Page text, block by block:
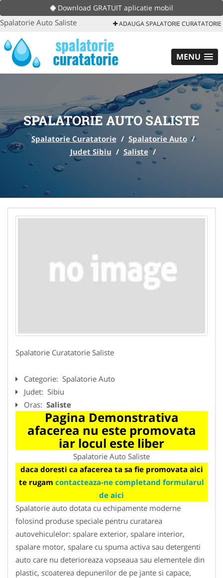
Download GRATUIT aplicatie mobil
Spalatorie Auto Saliste ADAUGA SPALATORIE CURATATORIE
MENU
SPALATORIE AUTO SALISTE
Spalatorie Curatatorie / Spalatorie Auto /
Judet Sibiu / Saliste /
Spalatorie Curatatorie Saliste
Categorie: Spalatorie Auto
Judet: Sibiu
Oras: Saliste
Pagina Demonstrativa
afacerea nu este promovata
iar locul este liber
Spalatorie Auto Saliste
daca doresti ca afacerea ta sa fie promovata aici
te rugam contacteaza-ne completand formularul
de aici
Spalatorie auto dotata cu echipamente moderne
folosind produse speciale pentru curatarea
autovehiculelor: spalare exterior, spalare interior,
spalare motor, spalare cu spuma activa sau detergenti
auto care nu deterioreaza vopseaua sau elementele din
plastic, scoaterea depunerilor de pe jante si capace,